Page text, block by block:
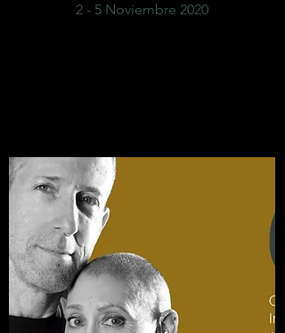
2 - 5 Noviembre 2020